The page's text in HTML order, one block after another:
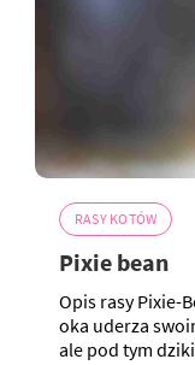
RASY KOTÓW
Pixie bean
Opis rasy Pixie-
oka uderza
ale pod tym